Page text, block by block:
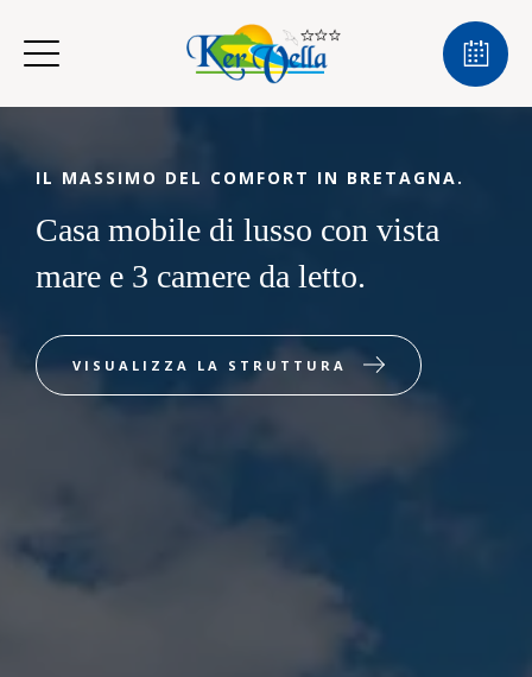
IL MASSIMO DEL COMFORT IN BRETAGNA.
Casa mobile di lusso con vista
mare e 3 camere da letto.
VISUALIZZA LA STRUTTURA